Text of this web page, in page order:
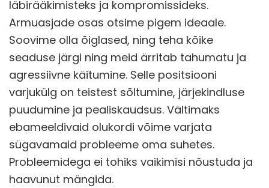
läbirääkimisteks ja kompromissideks.
Armuasjade osas otsime pigem ideaale.
Soovime olla õiglased, ning teha kõike
seaduse järgi ning meid ärritab tahumatu ja
agressiivne käitumine. Selle positsiooni
varjukülg on teistest sõltumine, järjekindluse
puudumine ja pealiskaudsus. Vältimaks
ebameeldivaid olukordi võime varjata
sügavamaid probleeme oma suhetes.
Probleemidega ei tohiks vaikimisi nõustuda ja
haavunut mängida.